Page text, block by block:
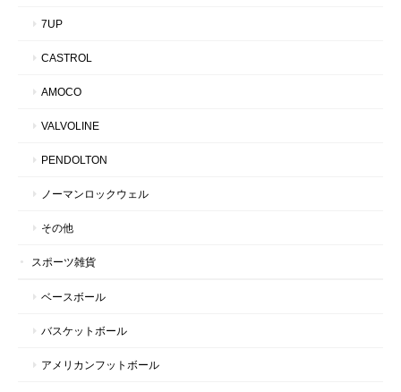
7UP
CASTROL
AMOCO
VALVOLINE
PENDOLTON
ノーマンロックウェル
その他
スポーツ雑貨
ベースボール
バスケットボール
アメリカンフットボール